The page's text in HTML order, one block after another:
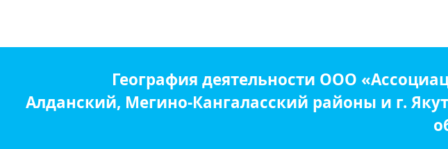
География деятельности ООО
Алданский, Мегино-Кангаласский районы и г.